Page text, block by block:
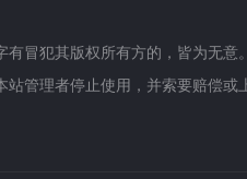
冒犯其版权所有方的，皆为无
管理者停止使用，并索要赔偿